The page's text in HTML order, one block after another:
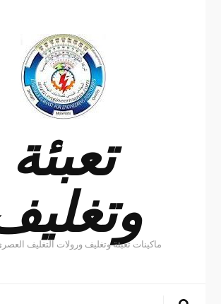
تعبئة
ماكينات تعبئة وتغليف ورولات التغليف